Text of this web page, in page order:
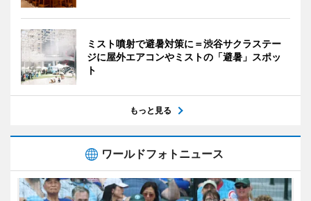
ミスト噴射で避暑対策に＝渋谷サクラステー
ジに屋外エアコンやミストの「避暑」スポッ
ト
もっと見る
ワールドフォトニュース